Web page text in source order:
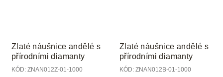
Zlaté náušnice andělé s
přírodními diamanty
KÓD: ZNAN012Z-01-1000
Zlaté náušnice andělé s
přírodními diamanty
KÓD: ZNAN012B-01-1000